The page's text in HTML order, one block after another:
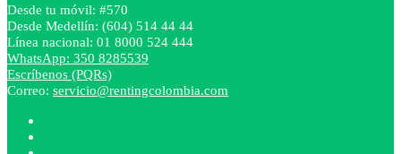
Desde tu móvil: #570
Desde Medellín: (604) 514 44 44
Línea nacional: 01 8000 524 444
WhatsApp: 350 8285539
Escríbenos (PQRs)
Correo: servicio@rentingcolombia.com